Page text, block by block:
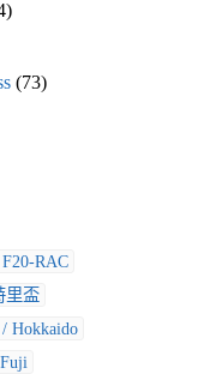
(73)
F20-RAC
里盃
Hokkaido